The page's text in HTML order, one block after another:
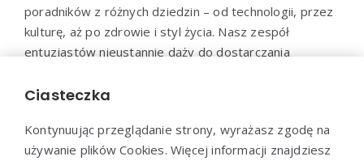
poradników z różnych dziedzin – od technologii, przez
kulturę, aż po zdrowie i styl życia. Nasz zespół
entuzjastów nieustannie dąży do dostarczania
poszerzyć horyzonty i efektywnie wykorzystać
Ciasteczka
Kontynuując przeglądanie strony, wyrażasz zgodę na
używanie plików Cookies. Więcej informacji znajdziesz